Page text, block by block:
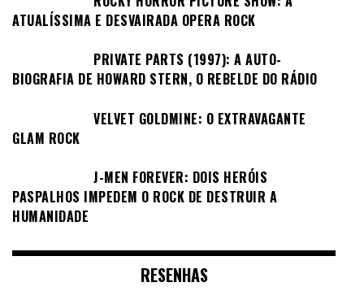
ATUALÍSSIMA E DESVAIRADA OPERA ROCK
PRIVATE PARTS (1997): A AUTO-
BIOGRAFIA DE HOWARD STERN, O REBELDE DO RÁDIO
VELVET GOLDMINE: O EXTRAVAGANTE
GLAM ROCK
J-MEN FOREVER: DOIS HERÓIS
PASPALHOS IMPEDEM O ROCK DE DESTRUIR A
HUMANIDADE
RESENHAS